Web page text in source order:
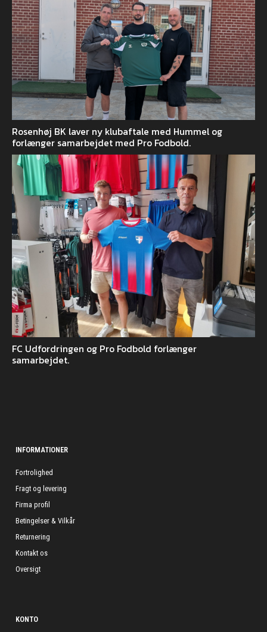
Rosenhøj BK laver ny klubaftale med Hummel og
forlænger samarbejdet med Pro Fodbold.
FC Udfordringen og Pro Fodbold forlænger
samarbejdet.
INFORMATIONER
Fortrolighed
Fragt og levering
Firma profil
Betingelser & Vilkår
Returnering
Kontakt os
Oversigt
KONTO